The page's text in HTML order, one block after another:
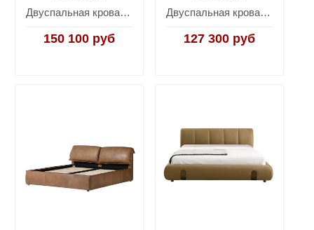
Двуспальная кровать на ножках John-John
150 100 руб
Двуспальная кровать с широким изголовьем Coco
127 300 руб